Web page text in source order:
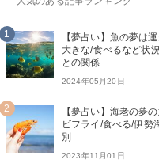
1
【夢占い】魚の夢は
大きな/食べるなど状
との関係
2024年05月20日
2
【夢占い】海老の夢
ビフライ/食べる/伊勢
別
2023年11月01日